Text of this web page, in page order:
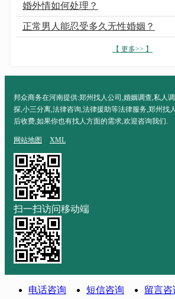
婚外情如何处理？
正常男人能忍受多久无性婚姻？
【 更多>> 】
邦众商务在河南提供:郑州找人公司,婚姻调查,私人
探,小三分离,法律咨询,法律援助等法律服务,郑州找
后收费,如果你也有找人方面的需求,欢迎咨询我们.
网站地图 XML
扫一扫访问移动端
电话咨询 短信咨询 留言咨